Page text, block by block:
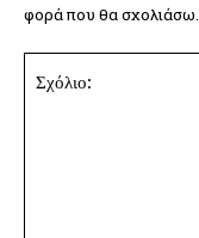
φορά που θα σχολιάσω.